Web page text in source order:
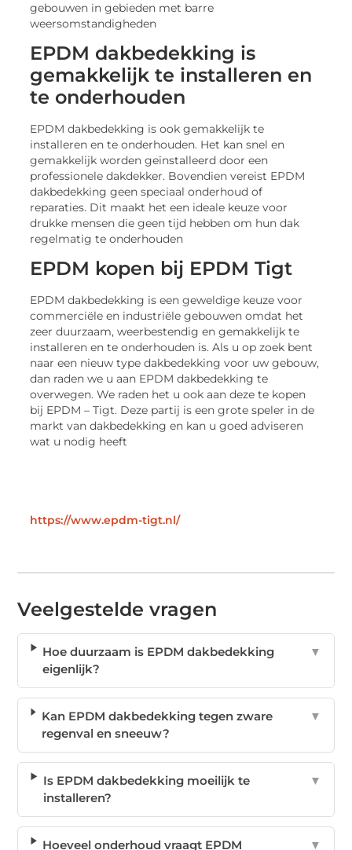
gebouwen in gebieden met barre
weersomstandigheden
EPDM dakbedekking is
gemakkelijk te installeren en
te onderhouden
EPDM dakbedekking is ook gemakkelijk te
installeren en te onderhouden. Het kan snel en
gemakkelijk worden geïnstalleerd door een
professionele dakdekker. Bovendien vereist EPDM
dakbedekking geen speciaal onderhoud of
reparaties. Dit maakt het een ideale keuze voor
drukke mensen die geen tijd hebben om hun dak
regelmatig te onderhouden
EPDM kopen bij EPDM Tigt
EPDM dakbedekking is een geweldige keuze voor
commerciële en industriële gebouwen omdat het
zeer duurzaam, weerbestendig en gemakkelijk te
installeren en te onderhouden is. Als u op zoek bent
naar een nieuw type dakbedekking voor uw gebouw,
dan raden we u aan EPDM dakbedekking te
overwegen. We raden het u ook aan deze te kopen
bij EPDM – Tigt. Deze partij is een grote speler in de
markt van dakbedekking en kan u goed adviseren
wat u nodig heeft
https://www.epdm-tigt.nl/
Veelgestelde vragen
Hoe duurzaam is EPDM dakbedekking
eigenlijk?
▼
Kan EPDM dakbedekking tegen zware
regenval en sneeuw?
▼
Is EPDM dakbedekking moeilijk te
installeren?
▼
Hoeveel onderhoud vraagt EPDM ▼